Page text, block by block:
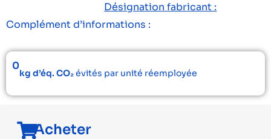
Désignation fabricant :
Complément d’informations :
0
kg d’éq. CO₂évités par unité réemployée
Acheter